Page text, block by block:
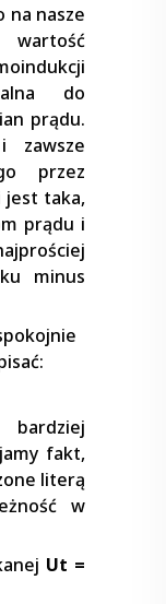
na nasze
do
prądu.
zawsze
przez
jest taka,
prądu i
minus
fakt,
literą
w
Ut =